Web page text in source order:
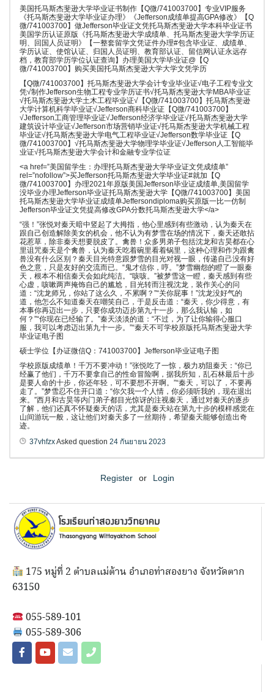
美国托马斯杰斐逊大学毕业证书制作【Q微/741003700】专业VIP服务
《托马斯杰斐逊大学毕业证办理》《Jefferson成绩单提高GPA修改》【Q
微/741003700】做Jefferson毕业证文凭托马斯杰斐逊大学本科毕业证书
美国学历认证原版《托马斯杰斐逊大学成绩单、托马斯杰斐逊大学学历证
明、回国人员证明》【一整套留学文凭证件办理#包含毕业证、成绩单、
学历认证、使馆认证、归国人员证明、教育部认证、留信网认证永远存
档，教育部学历学位认证查询】办理美国大学毕业证@【Q
微/741003700】购买美国托马斯杰斐逊大学大学文凭学历
【Q微/741003700】托马斯杰斐逊大学会计专业毕业证√电子工程专业文
凭√制作Jefferson生物工程专业学历证书√托马斯杰斐逊大学MBA毕业证
√托马斯杰斐逊大学土木工程毕业证√【Q微/741003700】托马斯杰斐逊
大学计算机科学毕业证√Jefferson商科毕业证【Q微/741003700】
√Jefferson工商管理毕业证√Jefferson经济学毕业证√托马斯杰斐逊大学
建筑设计毕业证√Jefferson市场营销毕业证√托马斯杰斐逊大学机械工程
毕业证√托马斯杰斐逊大学电气工程毕业证√Jefferson数学毕业证【Q
微/741003700】√托马斯杰斐逊大学物理学毕业证√Jefferson人工智能毕
业证√托马斯杰斐逊大学会计和金融专业学位证
<a href=”美国留学生：办理托马斯杰斐逊大学毕业证文凭成绩单”
rel=”nofollow”>买Jefferson托马斯杰斐逊大学毕业证#就加【Q
微/741003700】办理2021年原版美国Jefferson毕业证成绩单,美国留学
没毕业办理Jefferson毕业证托马斯杰斐逊大学【Q微/741003700】美国
托马斯杰斐逊大学毕业证成绩单Jeffersondiploma购买原版一比一仿制
Jefferson毕业证文凭提高修改GPA分数托马斯杰斐逊大学</a>
“强！”张悦对秦天暗中竖起了大拇指，他心里感到有些激动，认为秦天在
跟自己创造解除美女的机会，他不认为有梦雪在场的情况下，秦天还敢拈
花惹草，除非秦天想要脱皮了。禽兽！众多男弟子包括沈龙和古昊都在心
里诅咒秦天是个禽兽，认为秦天吃着碗里看着锅里，这种心理和作为跟禽
兽没有什么区别？秦天目光特意跟梦雪的目光对视一眼，传递自己没有好
色之意，只是友好的交流而已。“鬼才信你，哼。”梦雪幽怨的瞪了一眼秦
天，根本不相信秦天会如此纯洁。“咳咳。”被梦雪这一瞪，秦天感到有些
心虚，咳嗽两声掩饰自己的尴尬，目光转而注视沈龙，装作关心的问
道：“沈龙师兄，你站了这么久，不累啊？”“关你屁事！”沈龙没好气的
道，他怎么不知道秦天在嘲笑自己，于是反击道：“秦天，你少得意，有
本事你再迈出一步，只要你成功迈步第九十一步，那么我认输，如
何？”“你现在已经输了。”秦天淡淡的道：“不过，为了让你输得心服口
服，我可以考虑迈出第九十一步。”“秦天不可学校原版托马斯杰斐逊大学
毕业证电子图
硕士学位【办证微信Q：741003700】Jefferson毕业证电子图
学校原版成绩单！千万不要冲动！”张悦吃了一惊，极力劝阻秦天：“你已
经赢了他们，千万不要拿自己的性命冒险啊，据我所知，乱石林最后十步
是要人命的十步，你还年轻，可不要想不开啊。”“秦天，可以了，不要再
走了。”梦雪忍不住开口道：“你欠我一个人情，你必须听我的，现在退出
来。”西月和古昊等内门弟子都目光惊讶的注视秦天，通过对秦天的逐步
了解，他们还真不怀疑秦天的话，尤其是秦天站在第九十步的模样感觉在
山间游玩一般，这让他们对秦天多了一丝期待，希望秦天能够创造出奇
迹。
37vhfzxAsked question 24 กันยายน 2023
Register or Login
175 หมู่ที่ 2 ตำบลแม่ต้าน อำเภอท่าสองยาง จังหวัดตาก
63150
055-589-101
055-589-306